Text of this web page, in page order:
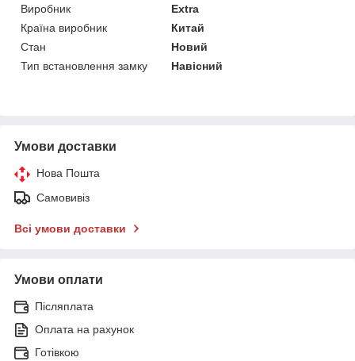
Виробник
Extra
Країна виробник
Китай
Стан
Новий
Тип встановлення замку
Навісний
Умови доставки
Нова Пошта
Самовивіз
Всі умови доставки
Умови оплати
Післяплата
Оплата на рахунок
Готівкою